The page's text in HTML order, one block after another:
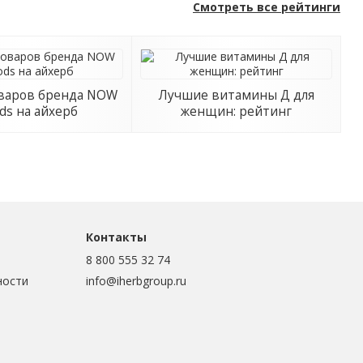
Смотреть все рейтинги
бренда NOW
на айхерб
Лучшие витамины Д для
женщин: рейтинг
Контакты
8 800 555 32 74
info@iherbgroup.ru